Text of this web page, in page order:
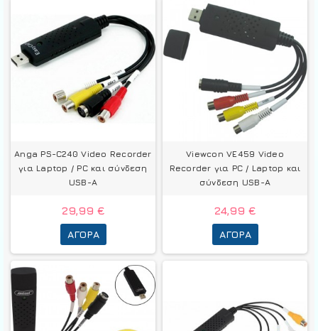
Anga PS-C240 Video Recorder
για Laptop / PC και σύνδεση
USB-A
29,99 €
ΑΓΟΡΆ
Viewcon VE459 Video
Recorder για PC / Laptop και
σύνδεση USB-A
24,99 €
ΑΓΟΡΆ